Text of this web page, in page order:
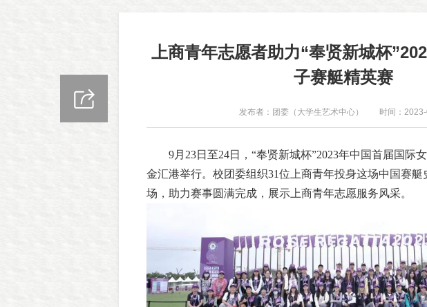
上商青年志愿者助力“奉贤新城杯
子赛艇精英赛
发布者：团委（大学生艺术中心） 时间：
9月23日至24日，“奉贤新城杯”2023年中国首届国际
金汇港举行。校团委组织31位上商青年投身这场中国赛艇
场，助力赛事圆满完成，展示上商青年志愿服务风采。